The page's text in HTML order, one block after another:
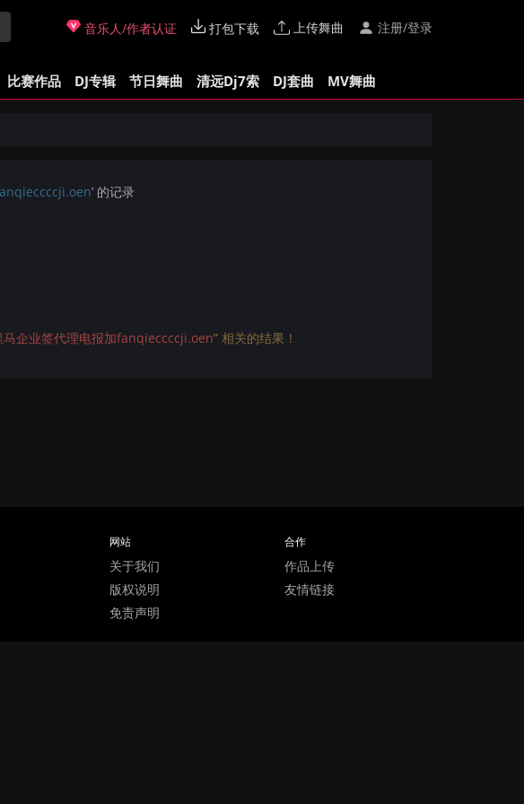
音乐人/作者认证 打包下载 上传舞曲 注册/登录
比赛作品 DJ专辑 节日舞曲 清远Dj7索 DJ套曲 MV舞曲
’ 的记录
马企业签代理电报加fanqieccccji.oen” 相关的结果！
网站
关于我们
版权说明
免责声明
合作
作品上传
友情链接